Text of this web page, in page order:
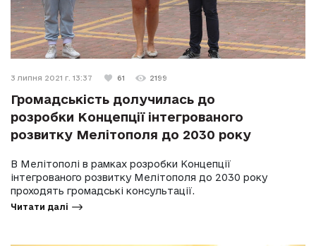
3 липня 2021 г. 13:37 61 2199
Громадськість долучилась до
розробки Концепції інтегрованого
розвитку Мелітополя до 2030 року
В Мелітополі в рамках розробки Концепції
інтегрованого розвитку Мелітополя до 2030 року
проходять громадські консультації.
Читати далі